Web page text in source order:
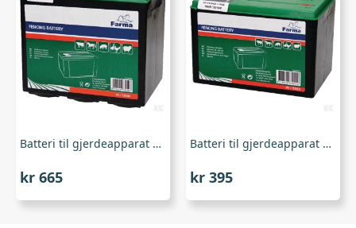
Batteri til gjerdeapparat – 120 Ah, Farma
kr 665
Batteri til gjerdeapparat – 55 Ah, Farma
kr 395